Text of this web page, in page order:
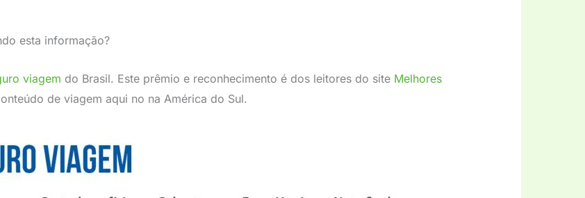
esta informação?
viagem do Brasil. Este prêmio e reconhecimento é dos leitores do site Melhores
de viagem aqui no na América do Sul.